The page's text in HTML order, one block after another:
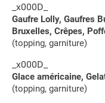
_x000D_
Gaufre Lolly, Gaufres
Bruxelles, Crêpes,
(topping, garniture)
_x000D_
Glace américaine,
(topping, garniture)